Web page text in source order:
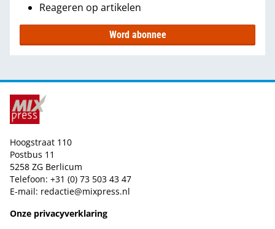
Reageren op artikelen
Word abonnee
Hoogstraat 110
Postbus 11
5258 ZG Berlicum
Telefoon: +31 (0) 73 503 43 47
E-mail: redactie@mixpress.nl
Onze privacyverklaring